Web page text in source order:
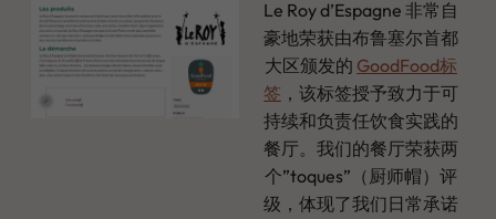
Le Roy d’Espagne 非常自
豪地荣获由布鲁塞尔首都
大区颁发的 GoodFood标
签 ，该标签授予致力于可
持续和负责任饮食实践的
餐厅。我们的餐厅荣获两
个”toques”（厨师帽）评
级，体现了我们日常承诺